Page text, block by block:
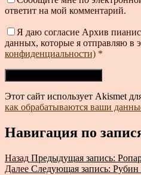
ответит на мой комментарий.
Я даю согласие Архив
данных, которые я отправляю в
конфиденциальности) *
Этот сайт использует Akismet
как обрабатываются ваши
Навигация по
Назад Предыдущая запись:
Далее Следующая запись: Рубин